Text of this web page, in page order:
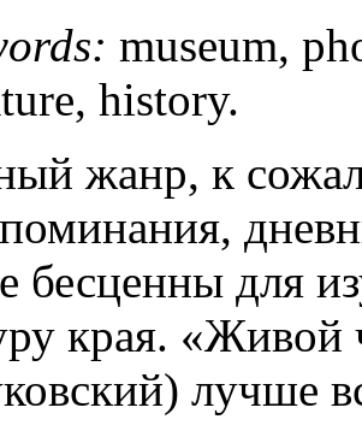
museum,
history.
жанр, к
бесценны для
края. «Живой
лучше